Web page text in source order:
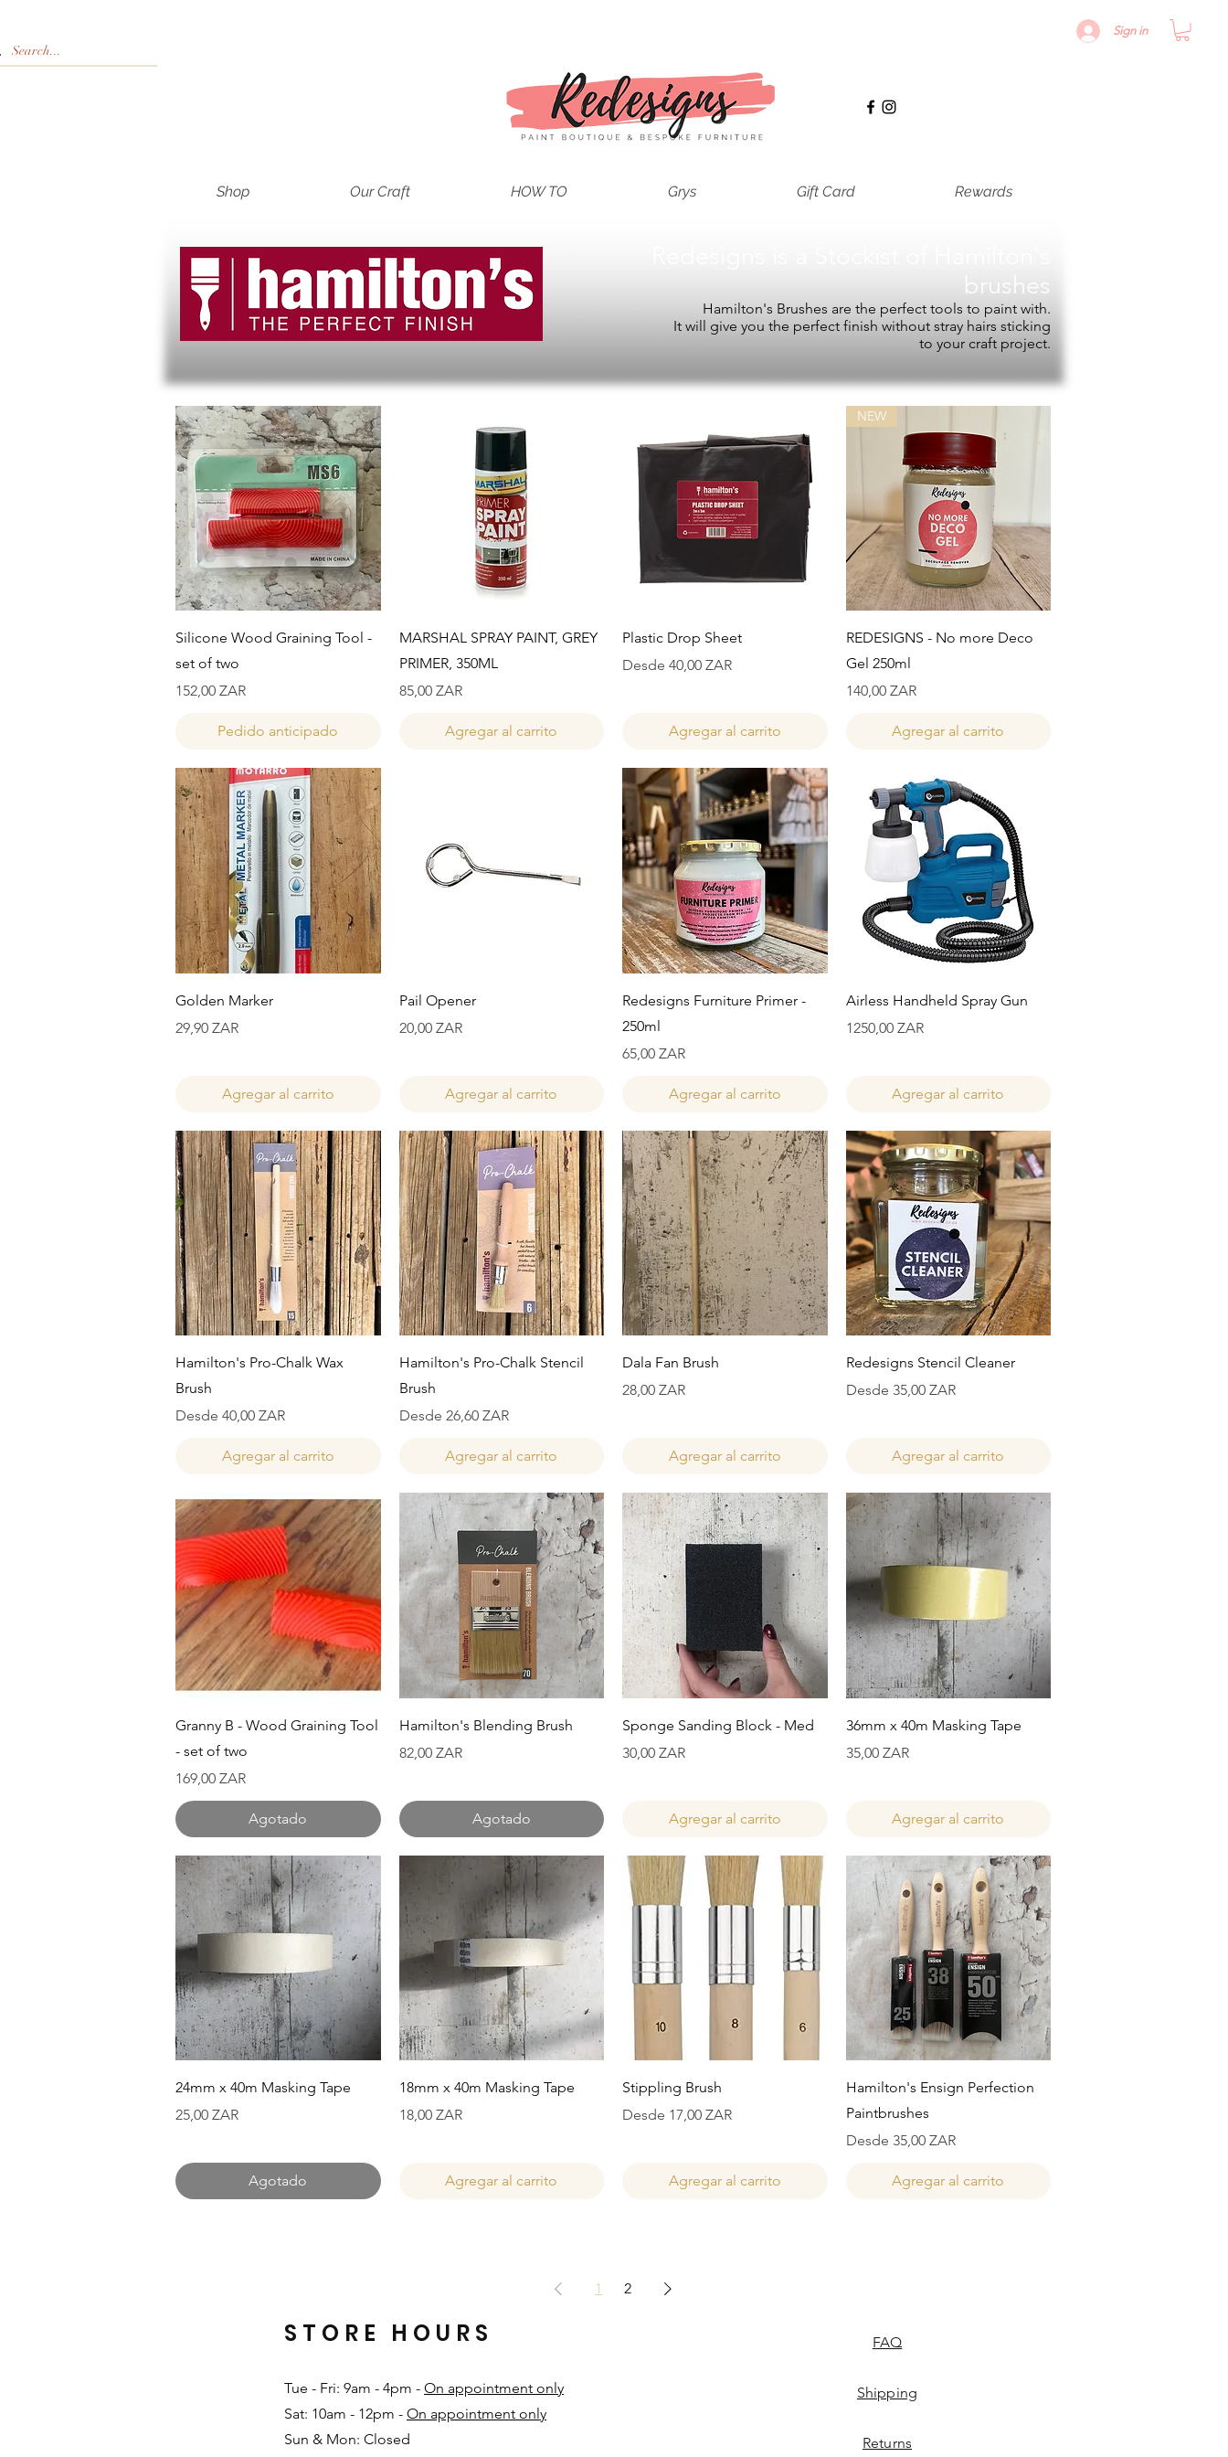
Sign in
Shop Our Craft HOW TO Grys Gift Card Rewards
brushes
Hamilton's Brushes are the perfect tools to paint with.
It will give you the perfect finish without stray hairs sticking
to your craft project.
Vista rápida
Silicone Wood Graining Tool -
set of two
Precio
152,00 ZAR
Pedido anticipado
Vista rápida
MARSHAL SPRAY PAINT, GREY
PRIMER, 350ML
Precio
85,00 ZAR
Agregar al carrito
Vista rápida
Plastic Drop Sheet
Desde 40,00 ZAR
Precio de oferta
Agregar al carrito
Vista rápida
NEW
REDESIGNS - No more Deco
Gel 250ml
Precio
140,00 ZAR
Agregar al carrito
Vista rápida
Golden Marker
Precio
29,90 ZAR
Agregar al carrito
Vista rápida
Pail Opener
Precio
20,00 ZAR
Agregar al carrito
Vista rápida
Redesigns Furniture Primer -
250ml
Precio
65,00 ZAR
Agregar al carrito
Vista rápida
Airless Handheld Spray Gun
Precio
1250,00 ZAR
Agregar al carrito
Vista rápida
Hamilton's Pro-Chalk Wax
Brush
Desde 40,00 ZAR
Precio de oferta
Agregar al carrito
Vista rápida
Hamilton's Pro-Chalk Stencil
Brush
Desde 26,60 ZAR
Precio de oferta
Agregar al carrito
Vista rápida
Dala Fan Brush
Precio
28,00 ZAR
Agregar al carrito
Vista rápida
Redesigns Stencil Cleaner
Desde 35,00 ZAR
Precio de oferta
Agregar al carrito
Vista rápida
Granny B - Wood Graining Tool
- set of two
Precio
169,00 ZAR
Agotado
Vista rápida
Hamilton's Blending Brush
Precio
82,00 ZAR
Agotado
Vista rápida
Sponge Sanding Block - Med
Precio
30,00 ZAR
Agregar al carrito
Vista rápida
36mm x 40m Masking Tape
Precio
35,00 ZAR
Agregar al carrito
Vista rápida
24mm x 40m Masking Tape
Precio
25,00 ZAR
Agotado
Vista rápida
18mm x 40m Masking Tape
Precio
18,00 ZAR
Agregar al carrito
Vista rápida
Stippling Brush
Desde 17,00 ZAR
Precio de oferta
Agregar al carrito
Vista rápida
Hamilton's Ensign Perfection
Paintbrushes
Desde 35,00 ZAR
Precio de oferta
Agregar al carrito
1 2
Tue - Fri: 9am - 4pm - On appointment only
Sat: 10am - 12pm - On appointment only
Sun & Mon: Closed​
STORE HOURS FAQ
Shipping
Returns